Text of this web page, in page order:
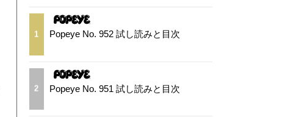
1 Popeye No. 952 試し読みと目次
2 Popeye No. 951 試し読みと目次